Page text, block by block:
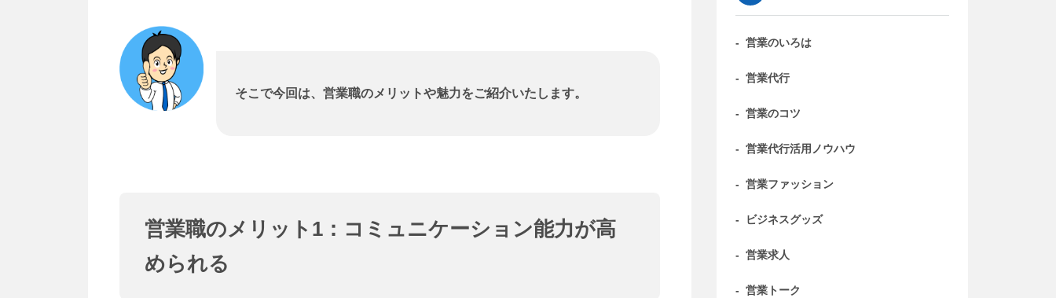
そこで今回は、営業職のメリットや魅力をご紹介いたします。
営業職のメリット1：コミュニケーション能力が高
められる
- 営業のいろは
- 営業代行
- 営業のコツ
- 営業代行活用ノウハウ
- 営業ファッション
- ビジネスグッズ
- 営業求人
- 営業トーク